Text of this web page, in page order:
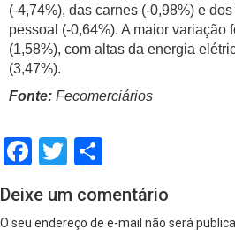
(-4,74%), das carnes (-0,98%) e
pessoal (-0,64%). A maior variação
(1,58%), com altas da energia
(3,47%).
Fonte: Fecomerciários
Facebook
Twitter
Deixe um comentário
O seu endereço de e-mail não será